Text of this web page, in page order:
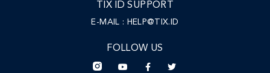
TIX ID SUPPORT
E-MAIL : HELP@TIX.ID
FOLLOW US